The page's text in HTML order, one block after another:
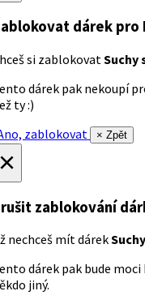
dárek pro
si zablokovatSuchy
dárek pak nekoupí
ty :)
zablokovat
× Zpět
zablokování
nechceš mít dárek
dárek pak bude
jiný.